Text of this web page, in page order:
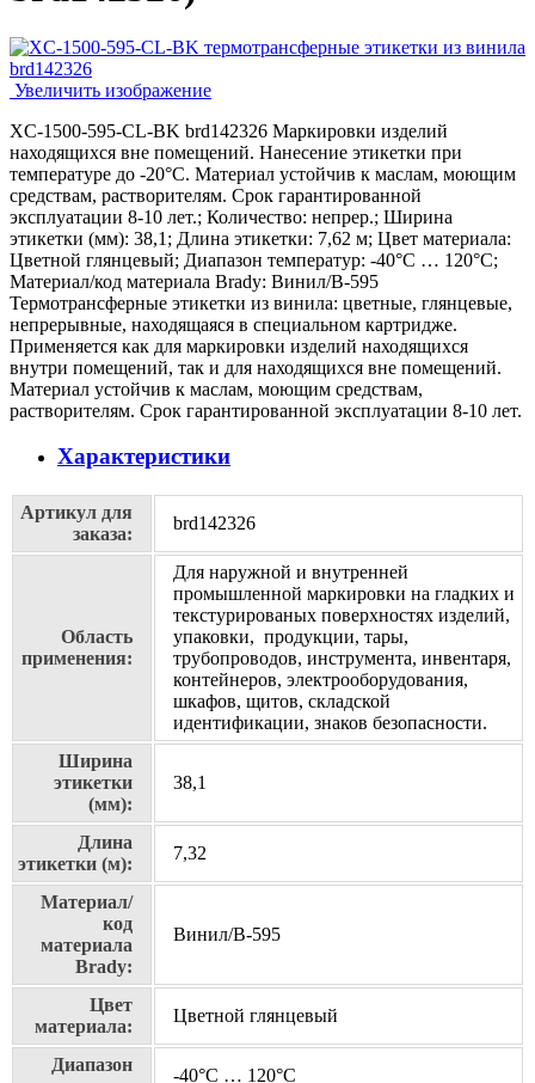
Увеличить изображение
XC-1500-595-CL-BK brd142326 Маркировки изделий
находящихся вне помещений. Нанесение этикетки при
температуре до -20°C. Материал устойчив к маслам, моющим
средствам, растворителям. Срок гарантированной
эксплуатации 8-10 лет.; Количество: непрер.; Ширина
этикетки (мм): 38,1; Длина этикетки: 7,62 м; Цвет материала:
Цветной глянцевый; Диапазон температур: -40°C … 120°C;
Материал/код материала Brady: Винил/В-595
Термотрансферные этикетки из винила: цветные, глянцевые,
непрерывные, находящаяся в специальном картридже.
Применяется как для маркировки изделий находящихся
внутри помещений, так и для находящихся вне помещений.
Материал устойчив к маслам, моющим средствам,
растворителям. Срок гарантированной эксплуатации 8-10 лет.
Характеристики
Артикул для
заказа:
brd142326
Область
применения:
Для наружной и внутренней
промышленной маркировки на гладких и
текстурированых поверхностях изделий,
упаковки, продукции, тары,
трубопроводов, инструмента, инвентаря,
контейнеров, электрооборудования,
шкафов, щитов, складской
идентификации, знаков безопасности.
Ширина
этикетки
(мм):
38,1
Длина
этикетки (м):
7,32
Материал/
код
материала
Brady:
Винил/В-595
Цвет
материала:
Цветной глянцевый
Диапазон
-40°C … 120°C